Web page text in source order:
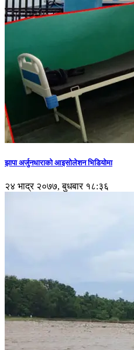
झापा अर्जुनधाराको आइसोलेशन भिडियोमा
२४ भाद्र २०७७, बुधबार १८:३६